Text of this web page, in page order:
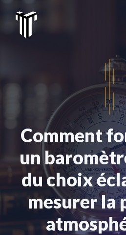
contenu
Comment
un
du choix
mesurer la